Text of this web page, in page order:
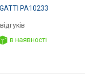
PA10233
в наявності